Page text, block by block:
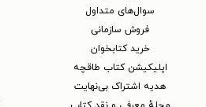
سوال‌های متداول
فروش سازمانی
خرید کتابخوان
اپلیکیشن کتاب طاقچه
هدیه اشتراک بی‌نهایت